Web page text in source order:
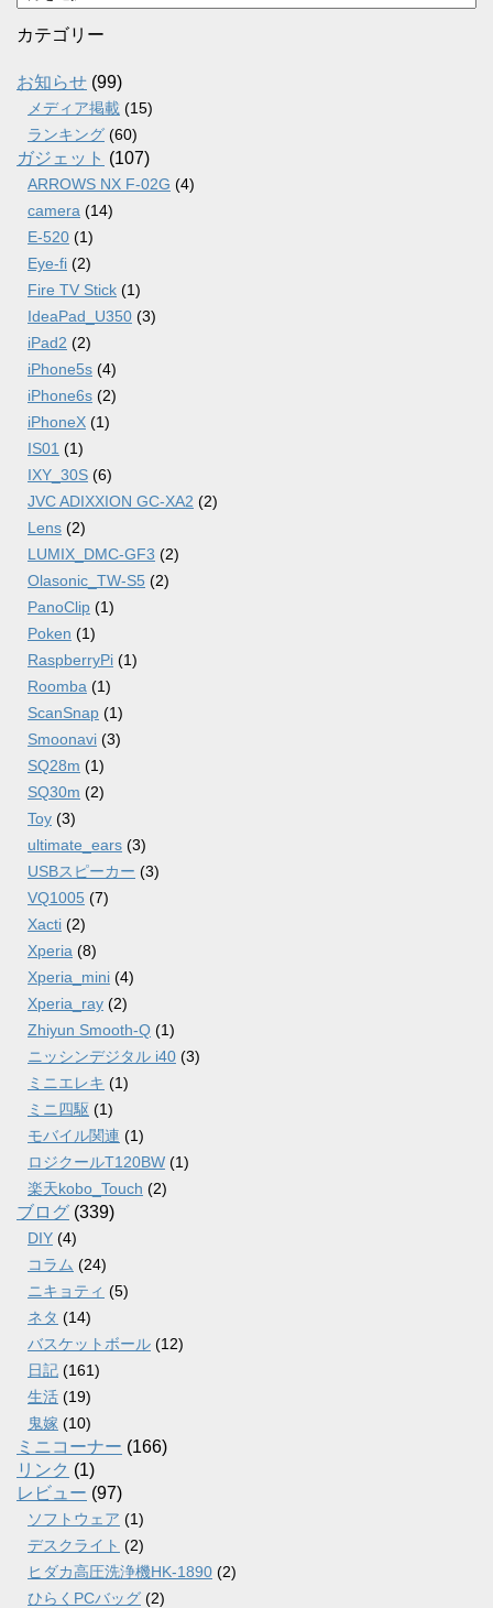
ー
カ
ブ
カテゴリー
お知らせ (99)
メディア掲載 (15)
ランキング (60)
ガジェット (107)
ARROWS NX F-02G (4)
camera (14)
E-520 (1)
Eye-fi (2)
Fire TV Stick (1)
IdeaPad_U350 (3)
iPad2 (2)
iPhone5s (4)
iPhone6s (2)
iPhoneX (1)
IS01 (1)
IXY_30S (6)
JVC ADIXXION GC-XA2 (2)
Lens (2)
LUMIX_DMC-GF3 (2)
Olasonic_TW-S5 (2)
PanoClip (1)
Poken (1)
RaspberryPi (1)
Roomba (1)
ScanSnap (1)
Smoonavi (3)
SQ28m (1)
SQ30m (2)
Toy (3)
ultimate_ears (3)
USBスピーカー (3)
VQ1005 (7)
Xacti (2)
Xperia (8)
Xperia_mini (4)
Xperia_ray (2)
Zhiyun Smooth-Q (1)
ニッシンデジタル i40 (3)
ミニエレキ (1)
ミニ四駆 (1)
モバイル関連 (1)
ロジクールT120BW (1)
楽天kobo_Touch (2)
ブログ (339)
DIY (4)
コラム (24)
ニキョティ (5)
ネタ (14)
バスケットボール (12)
日記 (161)
生活 (19)
鬼嫁 (10)
ミニコーナー (166)
リンク (1)
レビュー (97)
ソフトウェア (1)
デスクライト (2)
ヒダカ高圧洗浄機HK-1890 (2)
ひらくPCバッグ (2)